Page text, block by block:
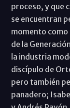
proceso, y que
se encuentran
momento
de la
la industria
discípulo de
pero también
panadero;